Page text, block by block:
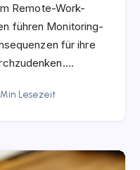
Remote-Work-
führen Monitoring-
für ihre
Min Lesezeit